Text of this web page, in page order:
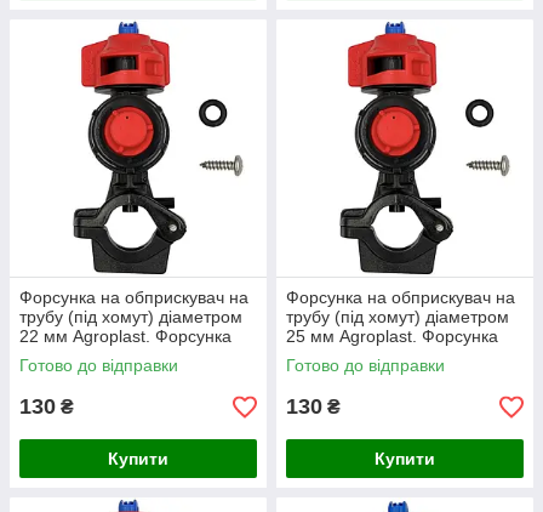
Форсунка на обприскувач на
трубу (під хомут) діаметром
22 мм Agroplast. Форсунка
обприскувача трубна 0-
100/09
Готово до відправки
130 ₴
Купити
Форсунка на обприскувач на
трубу (під хомут) діаметром
25 мм Agroplast. Форсунка
обприскувача трубна 0-
100/09
Готово до відправки
130 ₴
Купити